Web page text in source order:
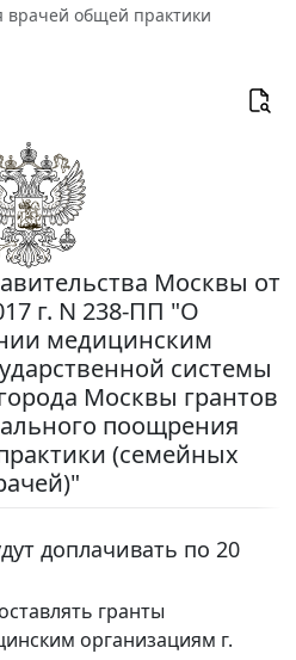
врачей общей практики
Москвы от
г. N 238-ПП "О
медицинским
системы
Москвы грантов
поощрения
(семейных
доплачивать по 20
гранты
организациям г.